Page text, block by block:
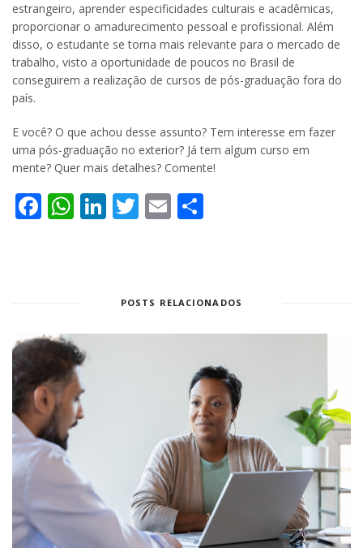
estrangeiro, aprender especificidades culturais e acadêmicas,
proporcionar o amadurecimento pessoal e profissional. Além
disso, o estudante se torna mais relevante para o mercado de
trabalho, visto a oportunidade de poucos no Brasil de
conseguirem a realização de cursos de pós-graduação fora do
país.
E você? O que achou desse assunto? Tem interesse em fazer
uma pós-graduação no exterior? Já tem algum curso em
mente? Quer mais detalhes? Comente!
Facebook
WhatsApp
LinkedIn
Twitter
Email
POSTS RELACIONADOS